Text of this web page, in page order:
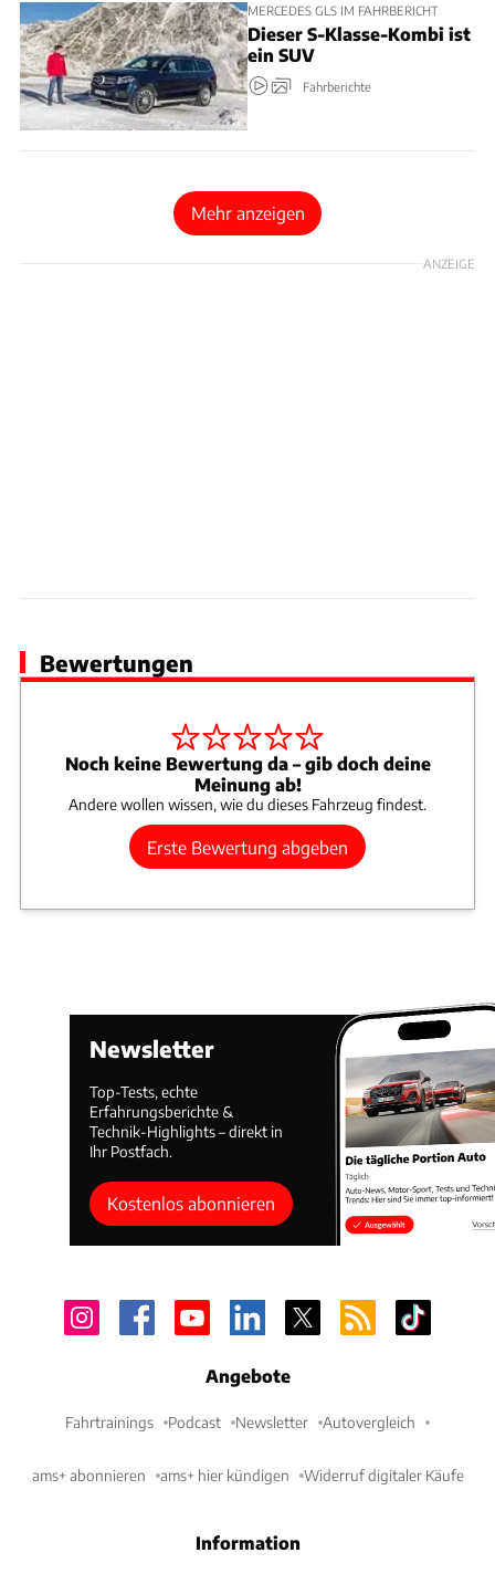
MERCEDES GLS IM FAHRBERICHT
Dieser S-Klasse-Kombi ist
ein SUV
Fahrberichte
Mehr anzeigen
ANZEIGE
Bewertungen
Noch keine Bewertung da – gib doch deine
Meinung ab!
Andere wollen wissen, wie du dieses Fahrzeug findest.
Erste Bewertung abgeben
Newsletter
Top-Tests, echte
Erfahrungsberichte &
Technik-Highlights – direkt in
Ihr Postfach.
Kostenlos abonnieren
Angebote
Fahrtrainings Podcast Newsletter Autovergleich
ams+ abonnieren ams+ hier kündigen Widerruf digitaler Käufe
Information